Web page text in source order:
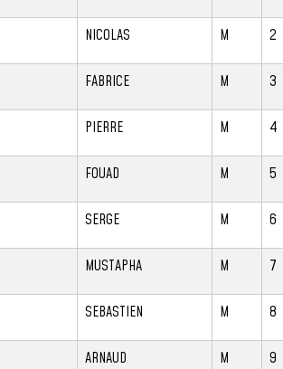
NICOLAS M 2
FABRICE M 3
PIERRE M 4
FOUAD M 5
SERGE M 6
MUSTAPHA M 7
SEBASTIEN M 8
ARNAUD M 9